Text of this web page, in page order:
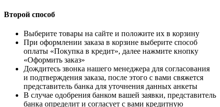
Второй способ
Выберите товары на сайте и положите их в корзину
При оформлении заказа в корзине выберите способ
оплаты «Покупка в кредит», далее нажмите кнопку
«Оформить заказ»
Дождитесь звонка нашего менеджера для согласования
и подтверждения заказа, после этого с вами свяжется
представитель банка для уточнения данных анкеты
В случае одобрения банком вашей заявки, представитель
банка определит и согласует с вами кредитную